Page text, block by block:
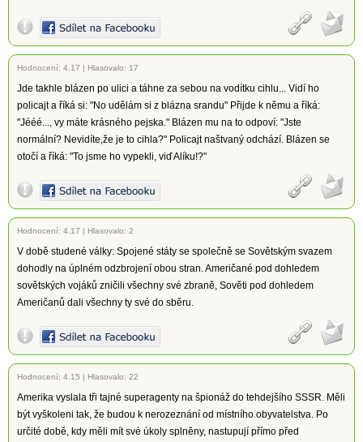
Hodnocení: 4.17 | Hlasovalo: 17
Jde takhle blázen po ulici a táhne za sebou na vodítku cihlu... Vidí ho
policajt a říká si: "No udělám si z blázna srandu" Přijde k němu a říká:
"Jééé..., vy máte krásného pejska." Blázen mu na to odpoví: "Jste
normální? Nevidíte,že je to cihla?" Policajt naštvaný odchází. Blázen se
otočí a říká: "To jsme ho vypekli, viď Alíku!?"
Hodnocení: 4.17 | Hlasovalo: 2
V době studené války: Spojené státy se společně se Sovětským svazem
dohodly na úplném odzbrojení obou stran. Američané pod dohledem
sovětských vojáků zničili všechny své zbraně, Sověti pod dohledem
Američanů dali všechny ty své do sběru.
Hodnocení: 4.15 | Hlasovalo: 22
Amerika vyslala tři tajné superagenty na špionáž do tehdejšího SSSR. Měli
být vyškoleni tak, že budou k nerozeznání od místního obyvatelstva. Po
určité době, kdy měli mít své úkoly splněny, nastupují přímo před